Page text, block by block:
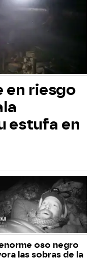
en riesgo
estufa en
oso negro
las sobras de la